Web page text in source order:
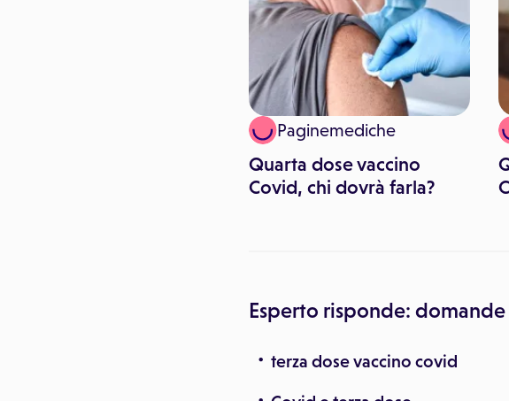
Paginemediche
Quarta dose vaccino
Covid, chi dovrà farla?
Esperto risponde:
terza dose vaccino covid